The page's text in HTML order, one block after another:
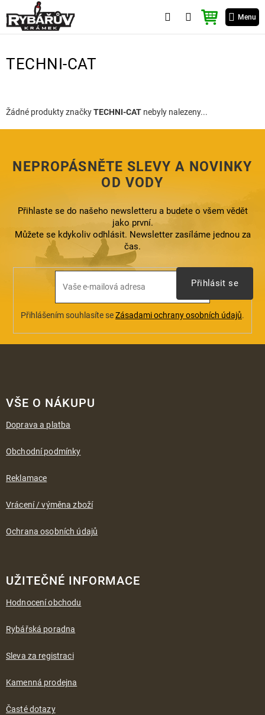
na
obsah
Menu
NÁKUPNÍ
KOŠÍK
TECHNI-CAT
Žádné produkty značkyTECHNI-CAT nebyly nalezeny...
NEPROPÁSNĚTE SLEVY A NOVINKY
OD VODY
Přihlaste se do našeho newsletteru a budete o všem vědět
jako první.
Můžete se kdykoliv odhlásit. Newsletter zasíláme jednou za
čas.
Přihlášením souhlasíte seZásadami ochrany osobních údajů.
Přihlásit se
VŠE O NÁKUPU
Doprava a platba
Obchodní podmínky
Reklamace
Vrácení / výměna zboží
Ochrana osobních údajů
UŽITEČNÉ INFORMACE
Hodnocení obchodu
Rybářská poradna
Sleva za registraci
Kamenná prodejna
Časté dotazy